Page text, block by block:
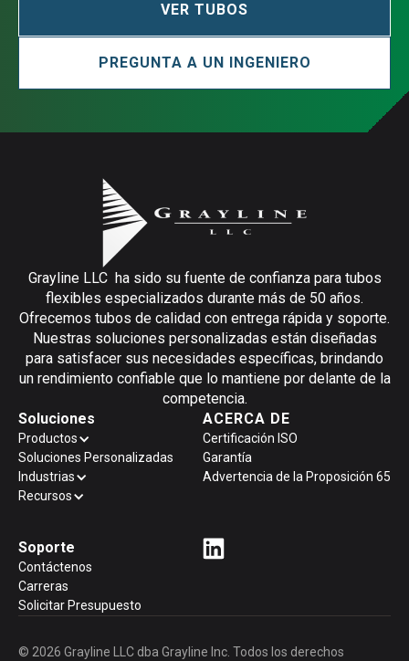
VER TUBOS
PREGUNTA A UN INGENIERO
Grayline LLC ha sido su fuente de confianza para tubos
flexibles especializados durante más de 50 años.
Ofrecemos tubos de calidad con entrega rápida y soporte.
Nuestras soluciones personalizadas están diseñadas
para satisfacer sus necesidades específicas, brindando
un rendimiento confiable que lo mantiene por delante de la
competencia.
Soluciones
Productos
Soluciones Personalizadas
Industrias
Recursos
ACERCA DE
Certificación ISO
Garantía
Advertencia de la Proposición 65
Soporte
Contáctenos
Carreras
Solicitar Presupuesto
© 2026 Grayline LLC dba Grayline Inc. Todos los derechos